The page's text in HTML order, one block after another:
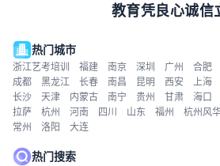
教育凭良心诚信
热门城市
浙江艺考培训 福建 南京 深圳 广州 合肥
成都
黑龙江 长春 南昌 昆明 西安 上海
长沙
天津 内蒙古 南宁 贵州 甘肃 海口
拉萨
杭州 河南 四川 山东 福州 杭州风
常州
洛阳 大连
热门搜索